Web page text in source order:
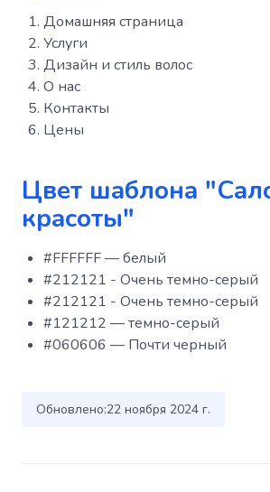
Домашняя страница
Услуги
Дизайн и стиль волос
О нас
Контакты
Цены
Цвет шаблона
красоты"
#FFFFFF — белый
#212121 - Очень темно-серый
#212121 - Очень темно-серый
#121212 — темно-серый
#060606 — Почти черный
Обновлено:22 ноября 2024 г.